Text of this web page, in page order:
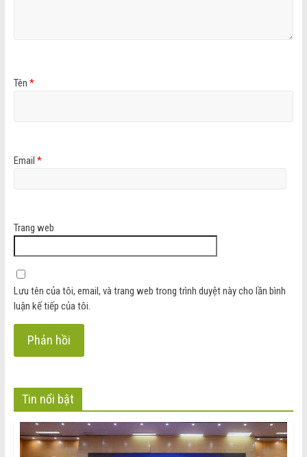
Tên *
Email *
Trang web
Lưu tên của tôi, email, và trang web trong trình duyệt này cho lần bình
luận kế tiếp của tôi.
Tin nổi bật